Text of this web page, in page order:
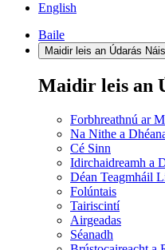
English
Baile
Maidir leis an Údarás
Maidir leis an
Forbhreathnú ar
Na Nithe a
Cé Sinn
Idirchaidreamh a
Déan Teagmháil
Folúntais
Tairiscintí
Airgeadas
Séanadh